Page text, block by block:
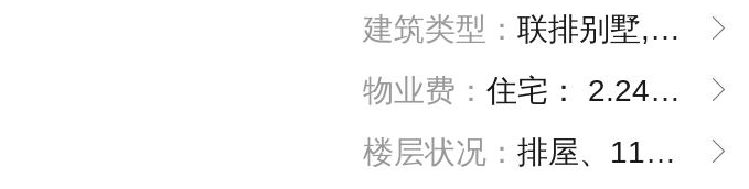
建筑类型： 联排别墅,高层
物业费： 住宅： 2.24，别墅：2.24
楼层状况： 排屋、11层LOFT以及平层公寓